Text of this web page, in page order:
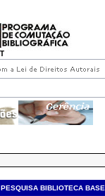
PESQUISA BIBLIOTECA BASE